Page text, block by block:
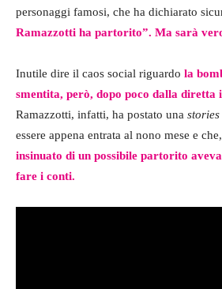
personaggi famosi, che ha dichiarato
Ramazzotti ha partorito”. Ma sarà
Inutile dire il caos social riguardo la
smentita, però, dopo poco dalla diretta
Ramazzotti, infatti, ha postato una stories
essere appena entrata al nono mese e
insinuato di un possibile partorito
fare i conti.